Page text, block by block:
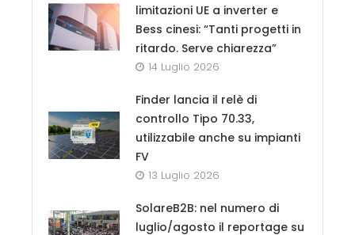
limitazioni UE a inverter e
Bess cinesi: “Tanti progetti in
ritardo. Serve chiarezza”
14 Luglio 2026
Finder lancia il relè di
controllo Tipo 70.33,
utilizzabile anche su impianti
FV
13 Luglio 2026
SolareB2B: nel numero di
luglio/agosto il reportage su